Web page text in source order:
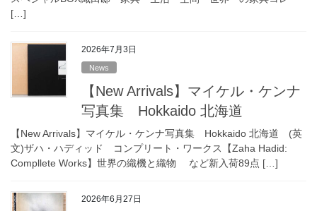
[…]
2026年7月3日
News
【New Arrivals】マイケル・ケンナ
写真集 Hokkaido 北海道
【New Arrivals】マイケル・ケンナ写真集 Hokkaido 北海道 (英
文)ザハ・ハディッド コンプリート・ワークス【Zaha Hadid:
Compllete Works】世界の織機と織物 など新入荷89点 […]
2026年6月27日